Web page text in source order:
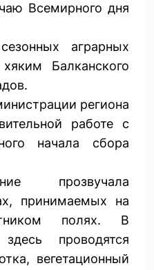
Всемирного дня
аграрных
Балканского
региона
работе с
начала сбора
прозвучала
принимаемых на
полях. В
проводятся
вегетационный